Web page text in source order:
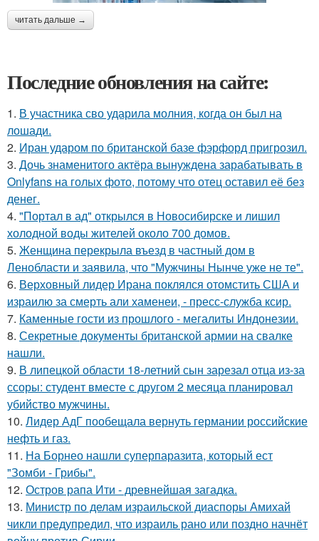
читать дальше →
Последние обновления на сайте:
1. В участника сво ударила молния, когда он был на
лошади.
2. Иран ударом по британской базе фэрфорд пригрозил.
3. Дочь знаменитого актёра вынуждена зарабатывать в
Onlyfans на голых фото, потому что отец оставил её без
денег.
4. "Портал в ад" открылся в Новосибирске и лишил
холодной воды жителей около 700 домов.
5. Женщина перекрыла въезд в частный дом в
Ленобласти и заявила, что "Мужчины Нынче уже не те".
6. Верховный лидер Ирана поклялся отомстить США и
израилю за смерть али хаменеи, - пресс-служба ксир.
7. Каменные гости из прошлого - мегалиты Индонезии.
8. Секретные документы британской армии на свалке
нашли.
9. В липецкой области 18-летний сын зарезал отца из-за
ссоры: студент вместе с другом 2 месяца планировал
убийство мужчины.
10. Лидер АдГ пообещала вернуть германии российские
нефть и газ.
11. На Борнео нашли суперпаразита, который ест
"Зомби - Грибы".
12. Остров рапа Ити - древнейшая загадка.
13. Министр по делам израильской диаспоры Амихай
чикли предупредил, что израиль рано или поздно начнёт